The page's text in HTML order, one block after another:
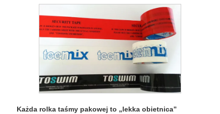
Każda rolka taśmy pakowej to „lekka obietnica”